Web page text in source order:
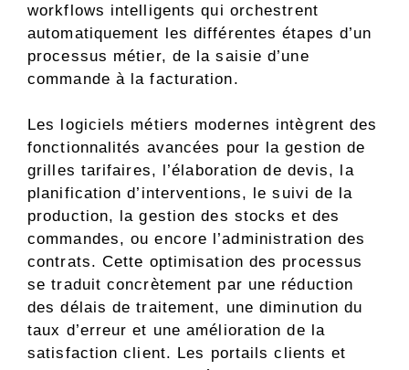
workflows intelligents qui orchestrent
automatiquement les différentes étapes d’un
processus métier, de la saisie d’une
commande à la facturation.
Les logiciels métiers modernes intègrent des
fonctionnalités avancées pour la gestion de
grilles tarifaires, l’élaboration de devis, la
planification d’interventions, le suivi de la
production, la gestion des stocks et des
commandes, ou encore l’administration des
contrats. Cette optimisation des processus
se traduit concrètement par une réduction
des délais de traitement, une diminution du
taux d’erreur et une amélioration de la
satisfaction client. Les portails clients et